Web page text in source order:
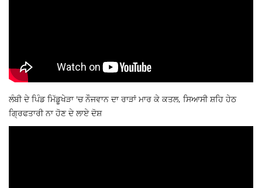
ਲੰਬੀ ਦੇ ਪਿੰਡ ਮਿੱਡੂਖੇੜਾ 'ਚ ਨੌਜਵਾਨ ਦਾ ਰਾੜਾਂ ਮਾਰ ਕੇ ਕਤਲ, ਸਿਆਸੀ ਸ਼ਹਿ ਹੇਠ
ਗ੍ਰਿਫਤਾਰੀ ਨਾ ਹੋਣ ਦੇ ਲਾਏ ਦੋਸ਼